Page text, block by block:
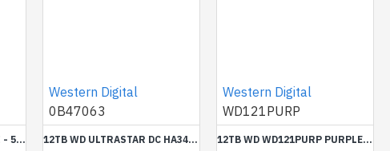
12TB WD BLUE WD120EAGZ - 512 MB 3,5 ZOLL SATA 6 GBIT/S
Western Digital
0B47063
12TB WD ULTRASTAR DC HA340 8,89CM 7200RPM 512MB ENT.
Western Digital
WD121PURP
12TB WD WD121PURP PURPLE PRO 7200RPM 256MB 24X7